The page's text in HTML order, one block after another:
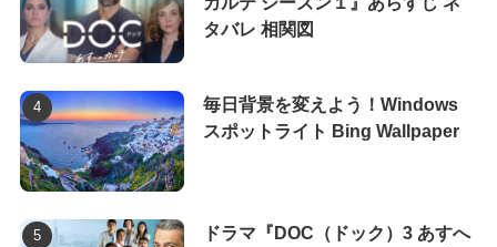
タバレ 相関図
毎日背景を変えよう！Windows
スポットライト Bing Wallpaper
ドラマ『DOC（ドック）3 あすへ